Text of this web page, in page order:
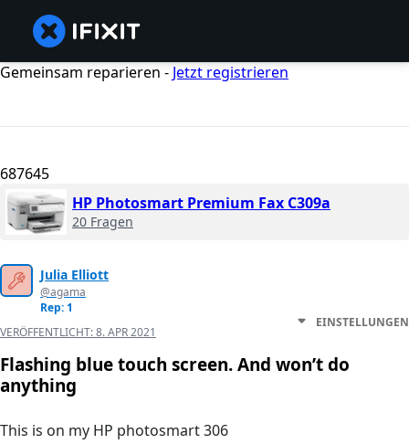
Gemeinsam reparieren - Jetzt registrieren
687645
HP Photosmart Premium Fax C309a
20 Fragen
Julia Elliott
@agama
Rep: 1
VERÖFFENTLICHT:8. APR 2021
EINSTELLUNGEN
Flashing blue touch screen. And won’t do
anything
This is on my HP photosmart 306